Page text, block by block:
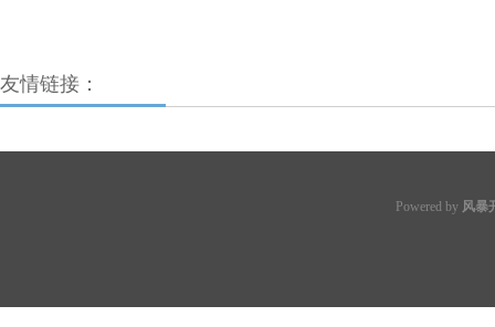
友情链接：
Powered by 风暴